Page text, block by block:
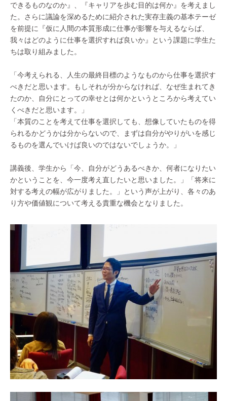
できるものなのか』、『キャリアを歩む目的は何か』を考えまし
た。さらに議論を深めるために紹介された実存主義の基本テーゼ
を前提に『仮に人間の本質形成に仕事が影響を与えるならば、
我々はどのように仕事を選択すれば良いか』という課題に学生た
ちは取り組みました。
「今考えられる、人生の最終目標のようなものから仕事を選択す
べきだと思います。もしそれが分からなければ、なぜ生まれてき
たのか、自分にとっての幸せとは何かというところから考えてい
くべきだと思います。」
「本質のことを考えて仕事を選択しても、想像していたものを得
られるかどうかは分からないので、まずは自分がやりがいを感じ
るものを選んでいけば良いのではないでしょうか。」
講義後、学生から「今、自分がどうあるべきか、何者になりたい
かということを、今一度考え直したいと思いました。」「将来に
対する考えの幅が広がりました。」という声が上がり、各々のあ
り方や価値観について考える貴重な機会となりました。